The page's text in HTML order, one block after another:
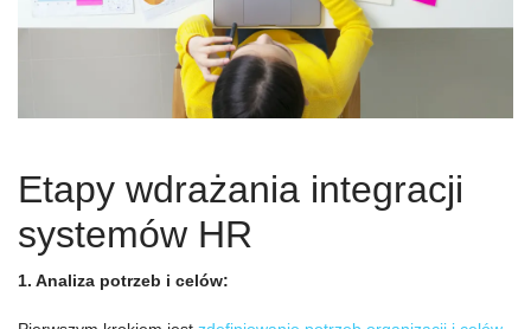
Etapy wdrażania integracji
systemów HR
1. Analiza potrzeb i celów: